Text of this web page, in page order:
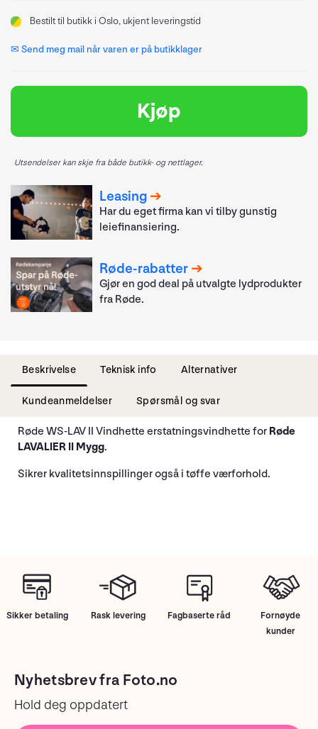
Bestilttil butikk i Oslo, ukjent leveringstid
✉ Send meg mail når varen er på butikklager
Kjøp
Utsendelser kan skje fra både butikk- og nettlager.
Leasing
Har du eget firma kan vi tilby gunstig
leiefinansiering.
Røde-rabatter
Gjør en god deal på utvalgte lydprodukter
fra Røde.
Beskrivelse Teknisk info Alternativer
Kundeanmeldelser Spørsmål og svar
Røde WS-LAV II Vindhette erstatningsvindhette for Røde
LAVALIER II Mygg.
Sikrer kvalitetsinnspillinger også i tøffe værforhold.
Sikker betaling Rask levering Fagbaserte råd
Fornøyde
kunder
Nyhetsbrev fra Foto.no
Hold deg oppdatert